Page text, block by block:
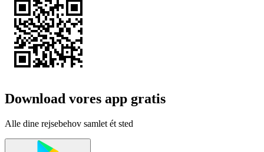
Download vores app gratis
Alle dine rejsebehov samlet ét sted